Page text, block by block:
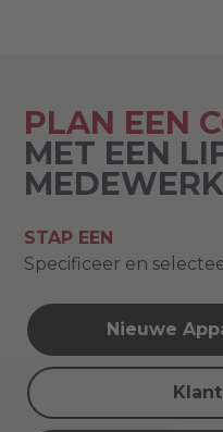
PLAN EEN
MET EEN
STAP EEN
Specificeer en
Nieuwe